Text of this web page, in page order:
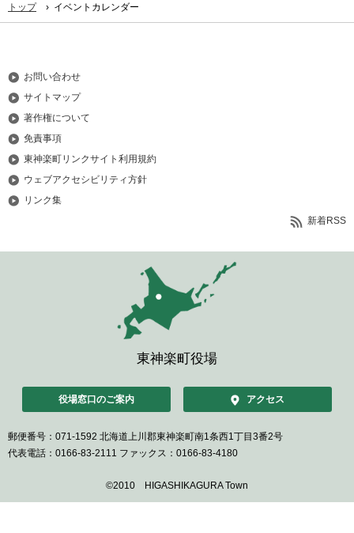
トップ › イベントカレンダー
お問い合わせ
サイトマップ
著作権について
免責事項
東神楽町リンクサイト利用規約
ウェブアクセシビリティ方針
リンク集
新着RSS
東神楽町役場
役場窓口のご案内 アクセス
郵便番号：071-1592 北海道上川郡東神楽町南1条西1丁目3番2号
代表電話：0166-83-2111 ファックス：0166-83-4180
©2010 HIGASHIKAGURA Town